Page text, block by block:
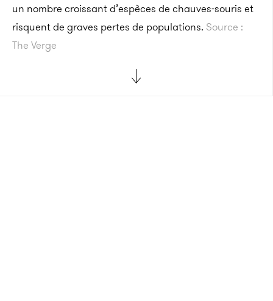
un nombre croissant d’espèces de chauves-souris et
risquent de graves pertes de populations. Source :
The Verge